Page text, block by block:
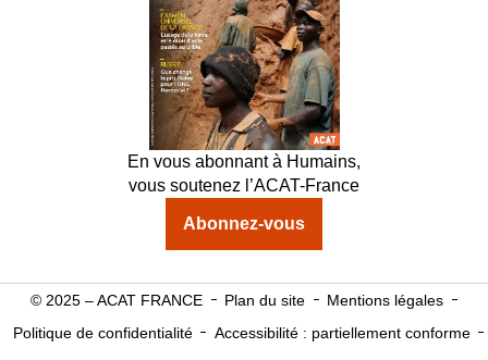
En vous abonnant à Humains,
vous soutenez l’ACAT-France
Abonnez-vous
© 2025 – ACAT FRANCE Plan du site
Mentions légales
Politique de confidentialité
Accessibilité : partiellement conforme